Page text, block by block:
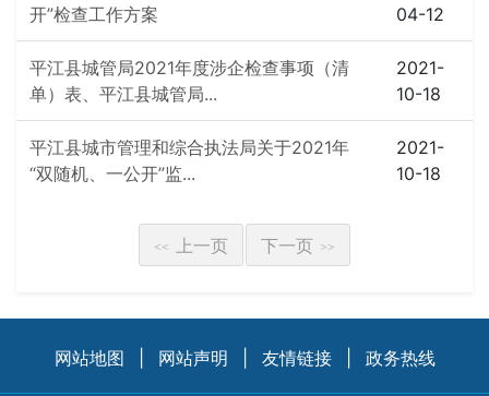
开”检查工作方案
04-12
平江县城管局2021年度涉企检查事项（清
单）表、平江县城管局...
2021-
10-18
平江县城市管理和综合执法局关于2021年
“双随机、一公开”监...
2021-
10-18
<< 上一页 下一页 >>
网站地图 网站声明 友情链接 政务热线